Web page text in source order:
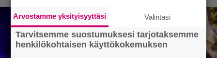
Arvostamme yksityisyyttäsi Valintasi
Tarvitsemme suostumuksesi tarjotaksemme
henkilökohtaisen käyttökokemuksen